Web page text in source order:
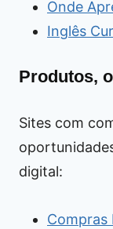
Onde
Inglês
Produtos,
Sites com
digital:
Compras